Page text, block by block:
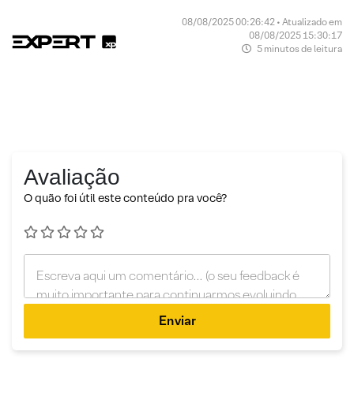
08/08/2025 00:26:42 • Atualizado em
08/08/2025 15:30:17
5 minutos de leitura
Avaliação
O quão foi útil este conteúdo pra você?
Enviar